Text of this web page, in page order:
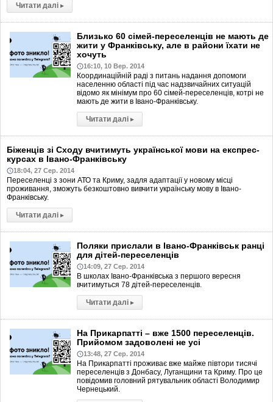
Читати далі ▸
Близько 60 сімей-переселенців не мають де
жити у Франківську, але в райони їхати не
хочуть
16:10, 10 Вер. 2014
Координаційній раді з питань надання допомоги
населенню області під час надзвичайних ситуацій
відомо як мінімум про 60 сімей-переселенців, котрі не
мають де жити в Івано-Франківську.
Читати далі ▸
Біженців зі Сходу вчитимуть української мови на експрес-
курсах в Івано-Франківську
18:04, 27 Сер. 2014
Переселенці з зони АТО та Криму, задля адаптації у новому місці
проживання, зможуть безкоштовно вивчити українську мову в Івано-
Франківську.
Читати далі ▸
Поляки прислали в Івано-Франківськ ранці
для дітей-переселенців
14:09, 27 Сер. 2014
В школах Івано-Франківська з першого вересня
вчитимуться 78 дітей-переселенців.
Читати далі ▸
На Прикарпатті – вже 1500 переселенців.
Прийомом задоволені не усі
13:48, 27 Сер. 2014
На Прикарпатті проживає вже майже півтори тисячі
переселенців з Донбасу, Луганщини та Криму. Про це
повідомив головний рятувальник області Володимир
Чернецький.